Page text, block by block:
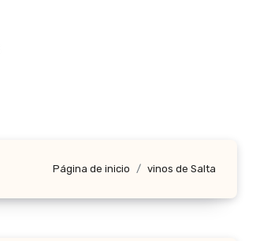
Página de inicio vinos de Salta